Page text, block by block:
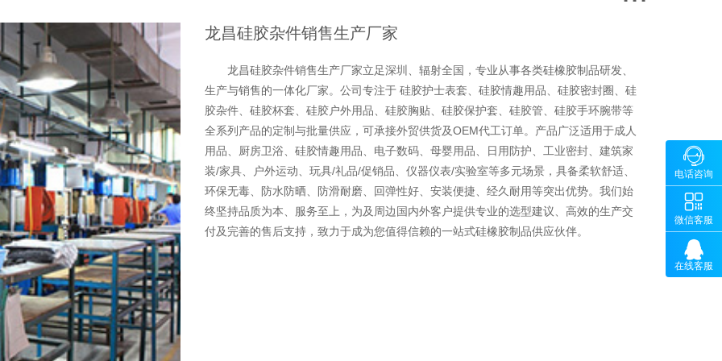
龙昌硅胶杂件销售生产厂家
龙昌硅胶杂件销售生产厂家立足深圳、辐射全国，专业从事各类硅橡胶制品研发、
生产与销售的一体化厂家。公司专注于 硅胶护士表套、硅胶情趣用品、硅胶密封圈、硅
胶杂件、硅胶杯套、硅胶户外用品、硅胶胸贴、硅胶保护套、硅胶管、硅胶手环腕带等
全系列产品的定制与批量供应，可承接外贸供货及OEM代工订单。产品广泛适用于成人
用品、厨房卫浴、硅胶情趣用品、电子数码、母婴用品、日用防护、工业密封、建筑家
装/家具、户外运动、玩具/礼品/促销品、仪器仪表/实验室等多元场景，具备柔软舒适、
环保无毒、防水防晒、防滑耐磨、回弹性好、安装便捷、经久耐用等突出优势。我们始
终坚持品质为本、服务至上，为及周边国内外客户提供专业的选型建议、高效的生产交
付及完善的售后支持，致力于成为您值得信赖的一站式硅橡胶制品供应伙伴。

电话咨询
咨询

微信客服

在线客服